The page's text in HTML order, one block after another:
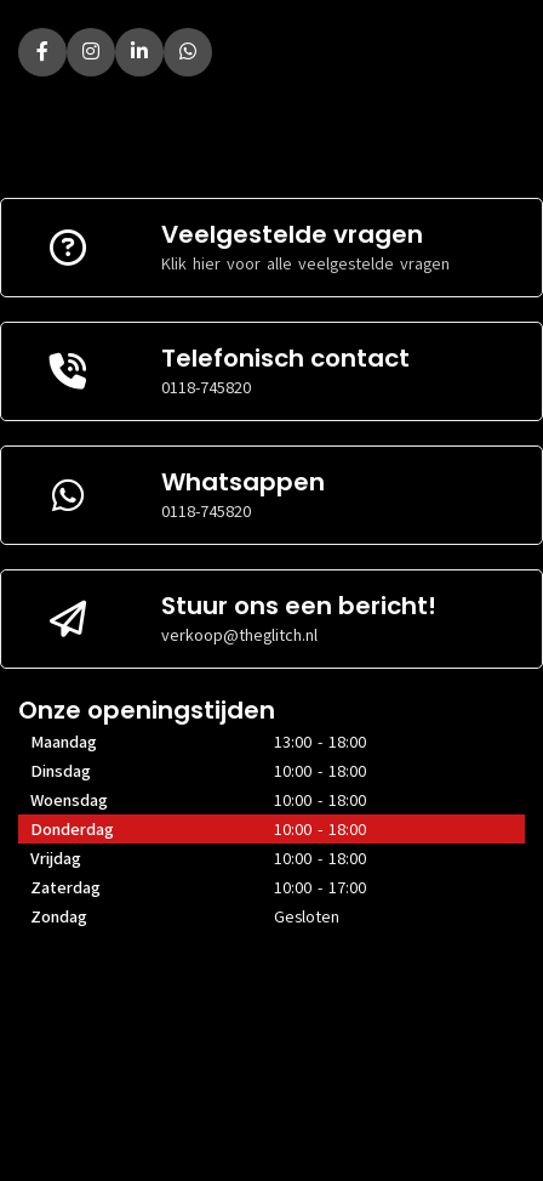
Veelgestelde vragen
Klik hier voor alle veelgestelde vragen
Telefonisch contact
0118-745820
Whatsappen
0118-745820
Stuur ons een bericht!
verkoop@theglitch.nl
Onze openingstijden
Maandag
13:00 - 18:00
Dinsdag
10:00 - 18:00
Woensdag
10:00 - 18:00
Donderdag
10:00 - 18:00
Vrijdag
10:00 - 18:00
Zaterdag
10:00 - 17:00
Zondag
Gesloten